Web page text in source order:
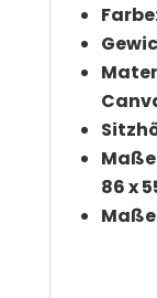
86 x